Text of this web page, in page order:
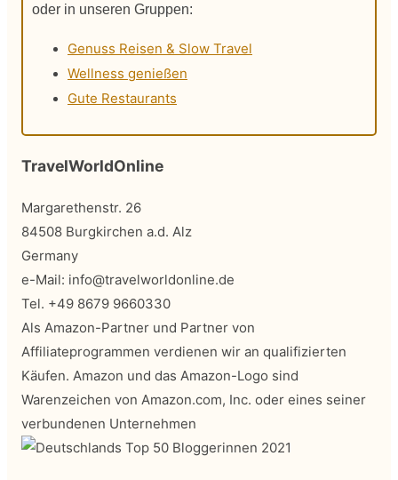
oder in unseren Gruppen:
Genuss Reisen & Slow Travel
Wellness genießen
Gute Restaurants
TravelWorldOnline
Margarethenstr. 26
84508 Burgkirchen a.d. Alz
Germany
e-Mail: info@travelworldonline.de
Tel. +49 8679 9660330
Als Amazon-Partner und Partner von
Affiliateprogrammen verdienen wir an qualifizierten
Käufen. Amazon und das Amazon-Logo sind
Warenzeichen von Amazon.com, Inc. oder eines seiner
verbundenen Unternehmen